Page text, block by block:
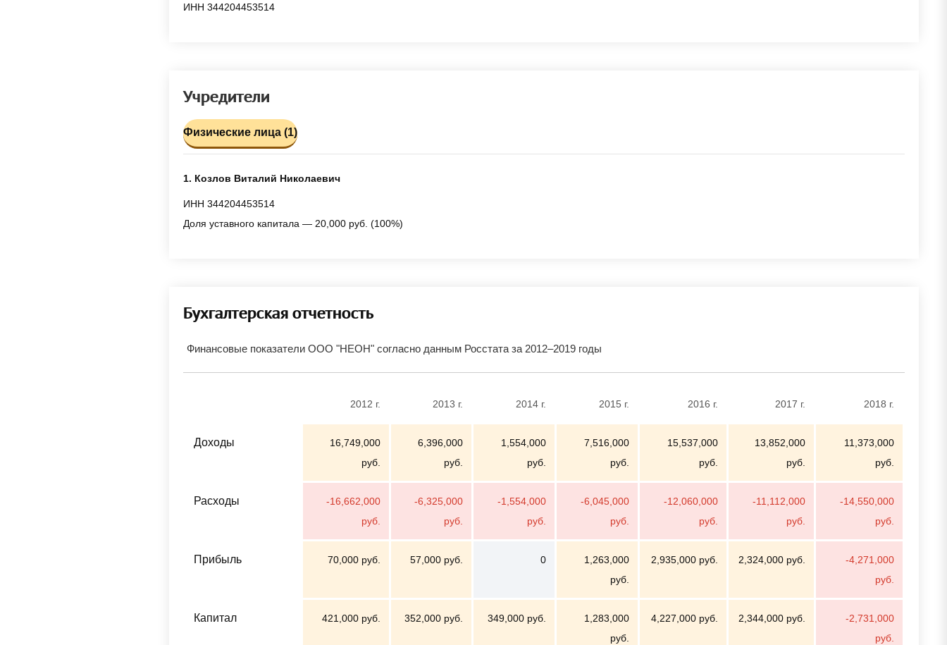
ИНН 344204453514
Учредители
Физические лица (1)
1. Козлов Виталий Николаевич
ИНН 344204453514
Доля уставного капитала — 20,000 руб. (100%)
Бухгалтерская отчетность
Финансовые показатели ООО "НЕОН" согласно данным Росстата за 2012–2019 годы
2012 г. 2013 г. 2014 г. 2015 г. 2016 г. 2017 г. 2018 г.
Доходы
16,749,000
руб.
6,396,000
руб.
1,554,000
руб.
7,516,000
руб.
15,537,000
руб.
13,852,000
руб.
11,373,000
руб.
Расходы
-16,662,000
руб.
-6,325,000
руб.
-1,554,000
руб.
-6,045,000
руб.
-12,060,000
руб.
-11,112,000
руб.
-14,550,000
руб.
Прибыль 70,000 руб. 57,000 руб. 0
1,263,000
руб.
2,935,000 руб. 2,324,000 руб.
-4,271,000
руб.
Капитал 421,000 руб. 352,000 руб. 349,000 руб.
1,283,000
руб.
4,227,000 руб. 2,344,000 руб.
-2,731,000
руб.